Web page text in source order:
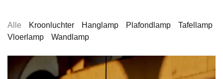
Alle Kroonluchter Hanglamp Plafondlamp
Tafellamp
Vloerlamp
Wandlamp